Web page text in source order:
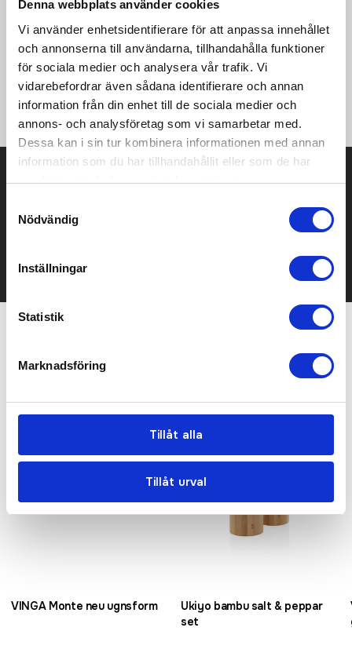
Denna webbplats använder cookies
Vi använder enhetsidentifierare för att anpassa innehållet
och annonserna till användarna, tillhandahålla funktioner
för sociala medier och analysera vår trafik. Vi
vidarebefordrar även sådana identifierare och annan
information från din enhet till de sociala medier och
annons- och analysföretag som vi samarbetar med.
Dessa kan i sin tur kombinera informationen med annan
information som du har tillhandahållit eller som de har
samlat in när du har använt deras tjänster.
Nödvändig
Inställningar
Statistik
Marknadsföring
Tillåt alla
Tillåt urval
dig enkelt växla från finmalet pulver till grovmalda kryddor. Med
smidig enhandsanvändning har det aldrig varit enklare att
uppnå perfekt smakbalans.Designad för hög prestanda och
byggd för lång hållbarhet levereras CeraCut®-mekanismen med
imponerande 30 års garanti — vilket säkerställer jämna resultat
i många år framöver.Tidlös, precis och elegant konstruerad
förvandlar eMill.3 vardaglig kryddning till en stilfull upplevelse.
Prisuppgift på mailen?
Kontakta oss här för att få förslag på produkt och pris över
VINGA Monte neu ugnsform
Ukiyo bambu salt & peppar
set